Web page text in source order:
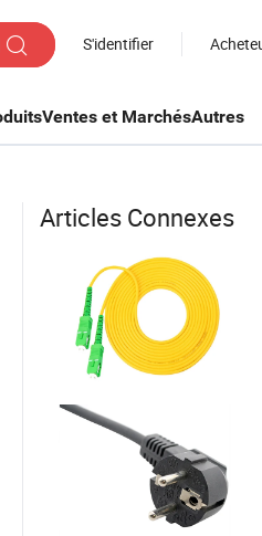
S'identifier
Ventes et MarchésAutres
Articles Connexes